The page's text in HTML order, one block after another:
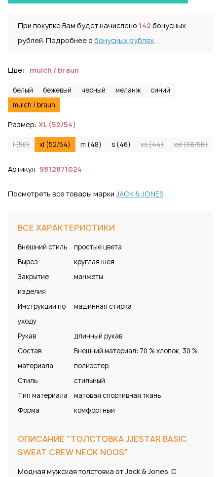
При покупке Вам будет начислено 142 бонусных
рублей. Подробнее о бонусных рублях.
Цвет: mulch / braun
белый бежевый черный меланж
синий
mulch / braun
Размер: XL (52/54)
l (50) xl (52/54) m (48) s (46) xs (44) xxl (56/58)
Артикул: 9812871024
Посмотреть все товары марки JACK & JONES
ВСЕ ХАРАКТЕРИСТИКИ
Внешний стиль
простые цвета
Вырез
круглая шея
Закрытие
изделия
манжеты
Инструкции по
уходу
машинная стирка
Рукав
длинный рукав
Состав
материала
Внешний материал: 70 % хлопок, 30 %
полиэстер.
Стиль
стильный
Тип материала
матовая спортивная ткань
Форма
комфортный
ОПИСАНИЕ "ТОЛСТОВКА JJESTAR BASIC
SWEAT CREW NECK NOOS"
Модная мужская толстовка от Jack & Jones. С